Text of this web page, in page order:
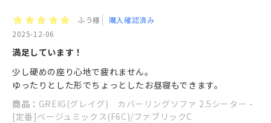
ふう様
購入確認済み
2025-12-06
満足しています！
少し硬めの座り心地で疲れません。
ゆったりとした形でちょっとしたお昼寝もできます。
商品： GREIG(グレイグ) カバーリングソファ 2.5シーター -
[定番]ベージュミックス(F6C)/ファブリックC